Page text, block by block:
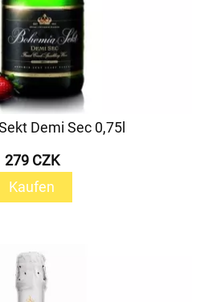
Demi Sec 0,75l
279 CZK
Kaufen